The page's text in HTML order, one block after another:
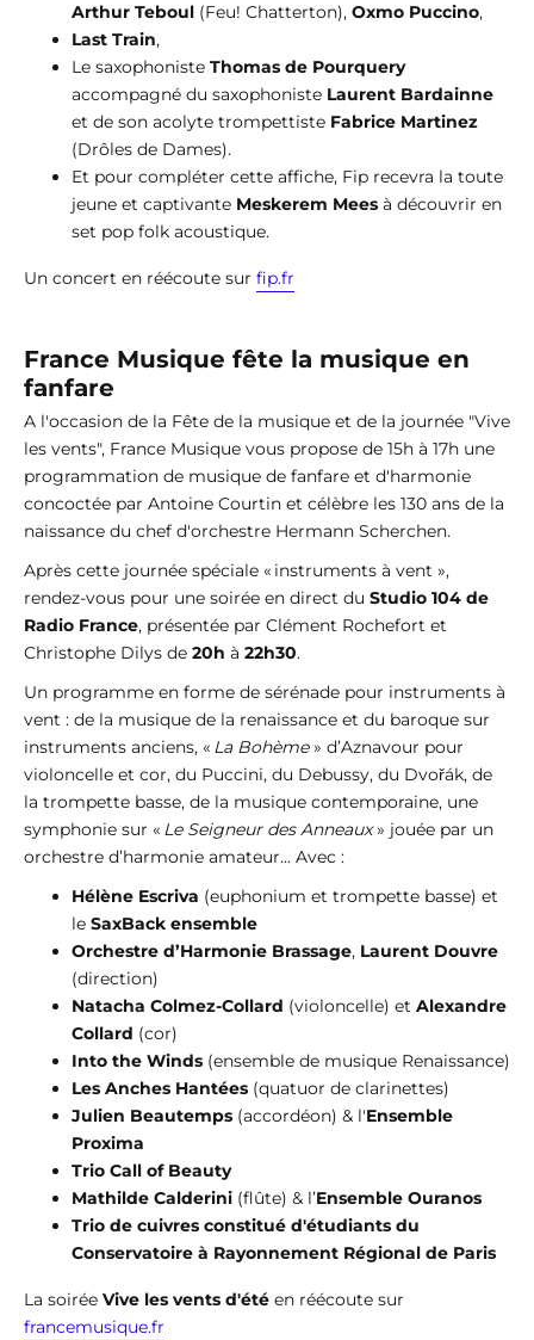
Arthur Teboul (Feu! Chatterton), Oxmo Puccino,
Last Train,
Le saxophoniste Thomas de Pourquery
accompagné du saxophoniste Laurent Bardainne
et de son acolyte trompettiste Fabrice Martinez
(Drôles de Dames).
Et pour compléter cette affiche, Fip recevra la toute
jeune et captivante Meskerem Mees à découvrir en
set pop folk acoustique.
Un concert en réécoute sur fip.fr
France Musique fête la musique en
fanfare
A l'occasion de la Fête de la musique et de la journée "Vive
les vents", France Musique vous propose de 15h à 17h une
programmation de musique de fanfare et d'harmonie
concoctée par Antoine Courtin et célèbre les 130 ans de la
naissance du chef d'orchestre Hermann Scherchen.
Après cette journée spéciale « instruments à vent »,
rendez-vous pour une soirée en direct du Studio 104 de
Radio France, présentée par Clément Rochefort et
Christophe Dilys de 20h à 22h30.
Un programme en forme de sérénade pour instruments à
vent : de la musique de la renaissance et du baroque sur
instruments anciens, « La Bohème» d’Aznavour pour
violoncelle et cor, du Puccini, du Debussy, du Dvořák, de
la trompette basse, de la musique contemporaine, une
symphonie sur « Le Seigneur des Anneaux» jouée par un
orchestre d’harmonie amateur... Avec :
Hélène Escriva (euphonium et trompette basse) et
le SaxBack ensemble
Orchestre d’Harmonie Brassage, Laurent Douvre
(direction)
Natacha Colmez-Collard (violoncelle) et Alexandre
Collard (cor)
Into the Winds (ensemble de musique Renaissance)
Les Anches Hantées (quatuor de clarinettes)
Julien Beautemps (accordéon) & l'Ensemble
Proxima
Trio Call of Beauty
Mathilde Calderini (flûte) & l’Ensemble Ouranos
Trio de cuivres constitué d'étudiants du
Conservatoire à Rayonnement Régional de Paris
La soirée Vive les vents d'été en réécoute sur
francemusique.fr